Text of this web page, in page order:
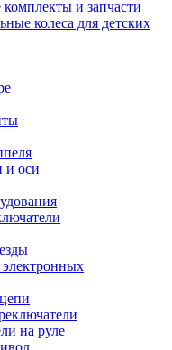
и запчасти
колеса для детских
и оси
на руле